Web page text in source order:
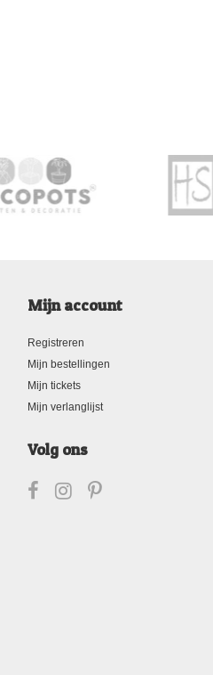
Mijn account
Registreren
Mijn bestellingen
Mijn tickets
Mijn verlanglijst
Volg ons